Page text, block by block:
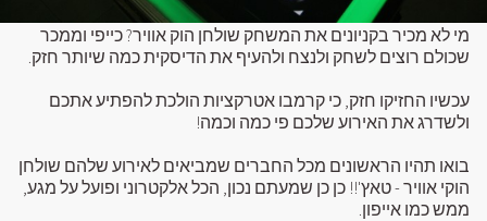
מי לא מכיר בקניונים את המשחק שולחן הוק אוויר? כייפי וממכר
שכולם רוצים לשחק ולנצח ולהעיף את הדיסקית כמה שיותר חזק.
עכשיו החזיקו חזק, כי קרמבו אטרקציות הולכת להפתיע אתכם
ולשדרג את האירוע שלכם פי כמה וכמה!
בואו תהיו הראשונים מכל החברים שמביאים לאירוע שלהם שולחן
הוקי אוויר - טאץ'!! כן כן שמעתם נכון, הכל אלקטרוני ופועל על מגע,
ממש כמו אייפון.